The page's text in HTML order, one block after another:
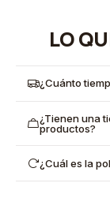
LO
¿Cuánto
¿Tienen una
productos?
¿Cuál es la